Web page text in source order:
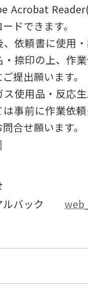
Acrobat
ドできます。
、依頼書に使用
・捺印の上、作
提出願います。
ス使用品・反応
は事前に作業依
合せ願います。
ルバック